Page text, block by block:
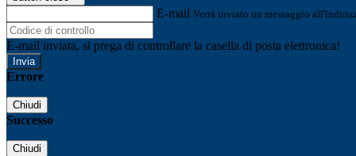
E-mail Verrà inviato un messaggio
E-mail inviata, si prega di controllare la casella di posta elettronica!
Errore
Chiudi
Successo
Chiudi